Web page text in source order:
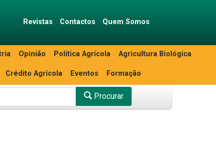
Revistas Contactos Quem Somos
Opinião Política Agrícola Agricultura Biológica
Crédito Agrícola Eventos Formação
Procurar